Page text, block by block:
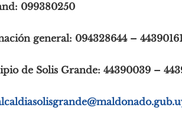
099380250
general: 094328644 –
de Solis Grande: 44390039 –